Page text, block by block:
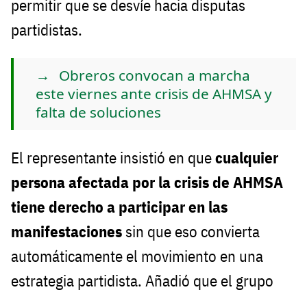
permitir que se desvíe hacia disputas
partidistas.
Obreros convocan a marcha
este viernes ante crisis de AHMSA y
falta de soluciones
El representante insistió en quecualquier
persona afectada por la crisis de AHMSA
tiene derecho a participar en las
manifestaciones sin que eso convierta
automáticamente el movimiento en una
estrategia partidista. Añadió que el grupo